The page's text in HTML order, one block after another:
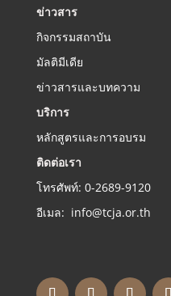
ข่าวสาร
กิจกรรมสถาบัน
มัลติมีเดีย
ข่าวสารและบทความ
บริการ
หลักสูตรและการอบรม
ติดต่อเรา
โทรศัพท์: 0-2689-9120
อีเมล: info@tcja.or.th